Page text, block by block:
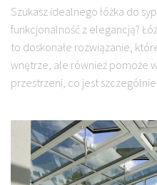
Szukasz idealnego łóżka do
funkcjonalność z elegancją?
to doskonałe rozwiązanie,
wnętrze, ale również pomoże
przestrzeni, co jest